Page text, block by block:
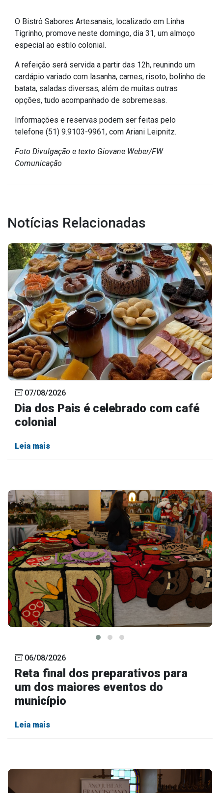
Serviços
IPTU 2026
Nota Fiscal Eletrônica
Ouvidoria
Portal do Servidor
Recursos Humanos
Processo Seletivo
Seletivo Simplificado
Concursos
Instruções Normativas
Licitações
Dispensas e Inexigibilidades
Chamamentos Públicos
Leis, Decretos e Portarias
Transparência
Portal da Transparência
Outros
Downloads
Notícias
Contato
Página Inicial
O Bistrô Sabores Artesanais, localizado em Linha
Tigrinho, promove neste domingo, dia 31, um almoço
especial ao estilo colonial.
A refeição será servida a partir das 12h, reunindo um
cardápio variado com lasanha, carnes, risoto, bolinho de
batata, saladas diversas, além de muitas outras
opções, tudo acompanhado de sobremesas.
Informações e reservas podem ser feitas pelo
telefone (51) 9.9103-9961, com Ariani Leipnitz.
Foto Divulgação e texto Giovane Weber/FW
Comunicação
Notícias Relacionadas
07/08/2026
Dia dos Pais é celebrado com café
colonial
Leia mais
06/08/2026
Reta final dos preparativos para
um dos maiores eventos do
município
Leia mais